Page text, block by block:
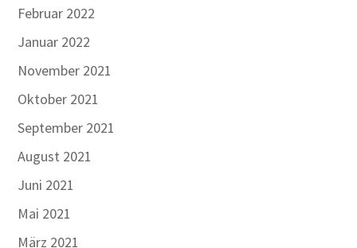
Februar 2022
Januar 2022
November 2021
Oktober 2021
September 2021
August 2021
Juni 2021
Mai 2021
März 2021